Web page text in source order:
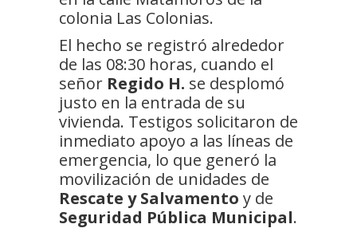
colonia Las Colonias.
El hecho se registró alrededor
de las 08:30 horas, cuando el
señor Regido H. se desplomó
justo en la entrada de su
vivienda. Testigos solicitaron de
inmediato apoyo a las líneas de
emergencia, lo que generó la
movilización de unidades de
Rescate y Salvamento y de
Seguridad Pública Municipal.